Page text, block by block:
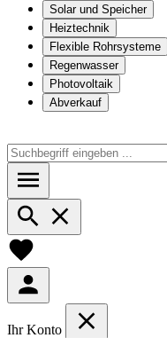
Solar und Speicher
Heiztechnik
Flexible Rohrsysteme
Regenwasser
Photovoltaik
Abverkauf
Ihr Konto